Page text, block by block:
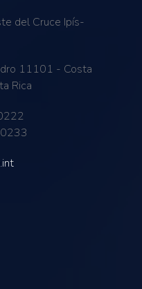
del Cruce Ipís-
11101 - Costa
Rica